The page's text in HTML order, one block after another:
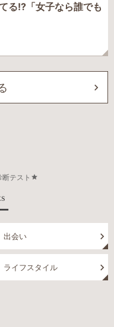
る!?「女子なら誰でも
テスト
出会い
ライフスタイル